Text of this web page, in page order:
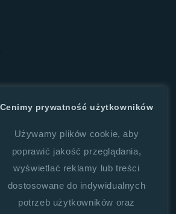
Górajek
Cenimy prywatność użytkowników
Używamy plików cookie, aby
poprawić jakość przeglądania,
wyświetlać reklamy lub treści
dostosowane do indywidualnych
potrzeb użytkowników oraz